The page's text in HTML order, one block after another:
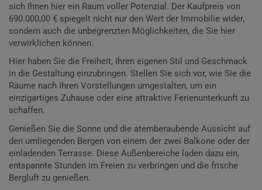
sich Ihnen hier ein Raum voller Potenzial. Der Kaufpreis von
690.000,00 € spiegelt nicht nur den Wert der Immobilie wider,
sondern auch die unbegrenzten Möglichkeiten, die Sie hier
verwirklichen können.
Hier haben Sie die Freiheit, Ihren eigenen Stil und Geschmack
in die Gestaltung einzubringen. Stellen Sie sich vor, wie Sie die
Räume nach Ihren Vorstellungen umgestalten, um ein
einzigartiges Zuhause oder eine attraktive Ferienunterkunft zu
schaffen.
Genießen Sie die Sonne und die atemberaubende Aussicht auf
den umliegenden Bergen von einem der zwei Balkone oder der
einladenden Terrasse. Diese Außenbereiche laden dazu ein,
entspannte Stunden im Freien zu verbringen und die frische
Bergluft zu genießen.